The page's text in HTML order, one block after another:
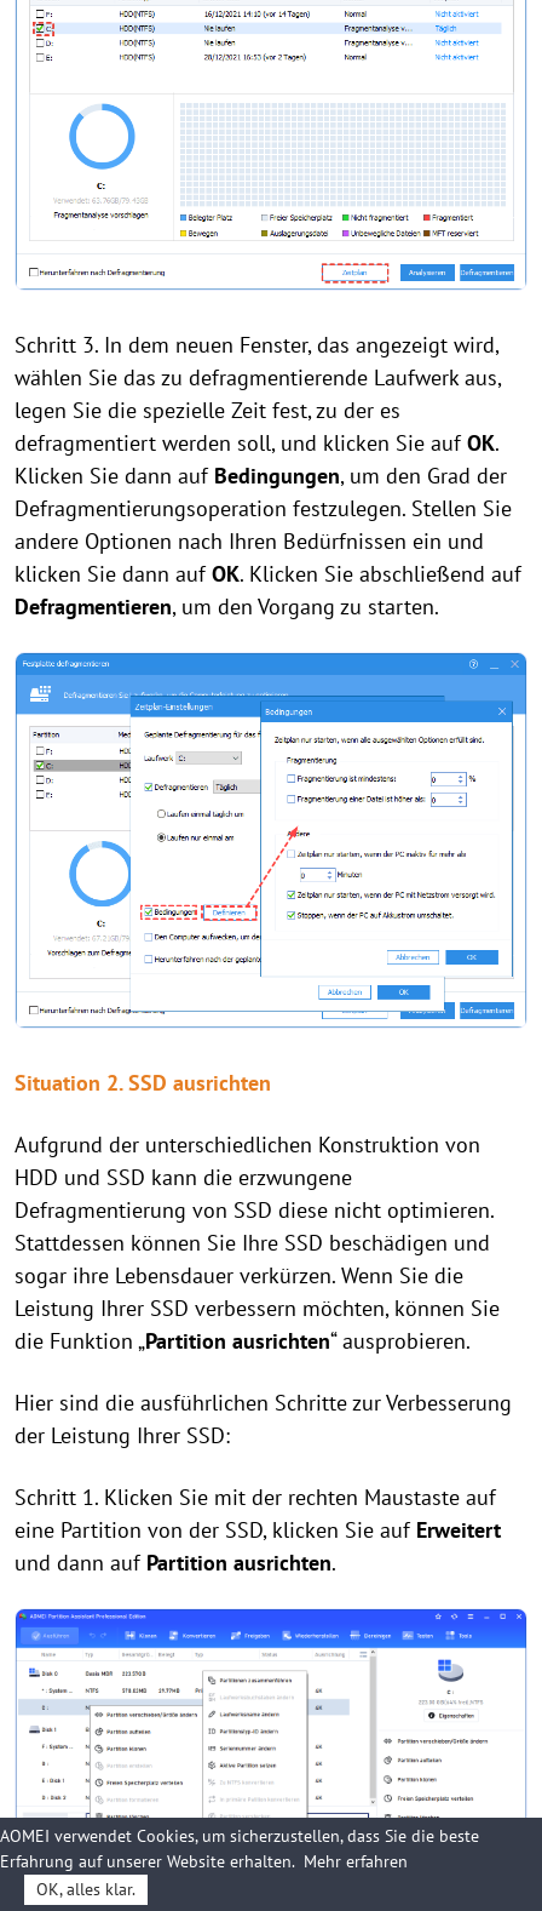
Schritt 3. In dem neuen Fenster, das angezeigt wird,
wählen Sie das zu defragmentierende Laufwerk aus,
legen Sie die spezielle Zeit fest, zu der es
defragmentiert werden soll, und klicken Sie aufOK.
Klicken Sie dann auf Bedingungen, um den Grad der
Defragmentierungsoperation festzulegen. Stellen Sie
andere Optionen nach Ihren Bedürfnissen ein und
klicken Sie dann aufOK. Klicken Sie abschließend auf
Defragmentieren, um den Vorgang zu starten.
Situation 2. SSD ausrichten
Aufgrund der unterschiedlichen Konstruktion von
HDD und SSD kann die erzwungene
Defragmentierung von SSD diese nicht optimieren.
Stattdessen können Sie Ihre SSD beschädigen und
sogar ihre Lebensdauer verkürzen. Wenn Sie die
Leistung Ihrer SSD verbessern möchten, können Sie
die Funktion „Partition ausrichten“ ausprobieren.
Hier sind die ausführlichen Schritte zur Verbesserung
der Leistung Ihrer SSD:
Schritt 1. Klicken Sie mit der rechten Maustaste auf
eine Partition von der SSD, klicken Sie auf Erweitert
und dann auf Partition ausrichten.
AOMEI verwendet Cookies, um sicherzustellen, dass Sie die beste
Erfahrung auf unserer Website erhalten. Mehr erfahren
OK, alles klar.